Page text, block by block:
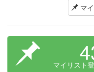
マ
マイリスト